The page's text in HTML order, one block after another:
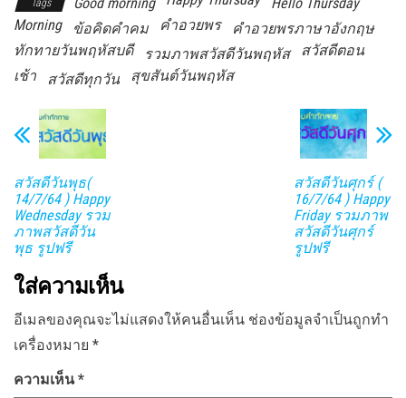
Morning
ข้อคิดคำคม คำอวยพร
คำอวยพรภาษาอังกฤษ
ทักทายวันพฤหัสบดี
รวมภาพสวัสดีวันพฤหัส
สวัสดีตอน
เช้า
สวัสดีทุกวัน สุขสันต์วันพฤหัส
สวัสดีวันพุธ(
14/7/64 ) Happy
Wednesday รวม
ภาพสวัสดีวัน
พุธ รูปฟรี
สวัสดีวันศุกร์ (
16/7/64 ) Happy
Friday รวมภาพ
สวัสดีวันศุกร์
รูปฟรี
ใส่ความเห็น
อีเมลของคุณจะไม่แสดงให้คนอื่นเห็น ช่องข้อมูลจำเป็นถูกทำ
เครื่องหมาย *
ความเห็น*